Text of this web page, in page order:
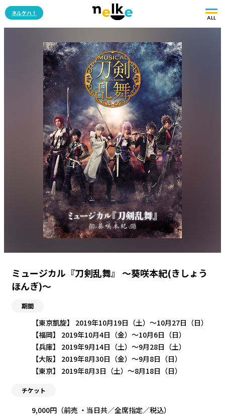
ネルケハ！
ALL
ミュージカル『刀剣乱舞』 ～葵咲本紀(きしょう
ほんぎ)～
期間
【東京凱旋】 2019年10月19日（土）〜10月27日（日）
【福岡】 2019年10月4日（金）〜10月6日（日）
【兵庫】 2019年9月14日（土）〜9月28日（土）
【大阪】 2019年8月30日（金）〜9月8日（日）
【東京】 2019年8月3日（土）〜8月18日（日）
チケット
9,000円（前売 ・当日共／全席指定／税込）